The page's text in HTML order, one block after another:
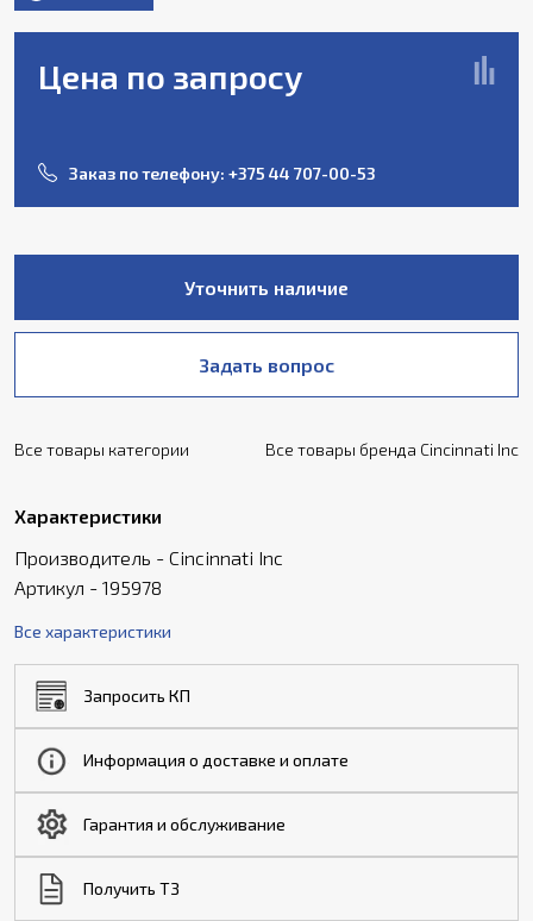
Цена по запросу
Заказ по телефону: +375 44 707-00-53
Уточнить наличие
Задать вопрос
Все товары категории Все товары бренда Cincinnati Inc
Характеристики
Производитель - Cincinnati Inc
Артикул - 195978
Все характеристики
Запросить КП
Информация о доставке и оплате
Гарантия и обслуживание
Получить ТЗ